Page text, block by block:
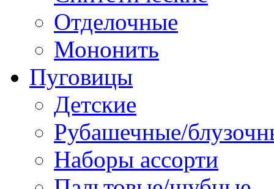
Отделочные
Мононить
Пуговицы
Детские
Рубашечные/
Наборы ассорти